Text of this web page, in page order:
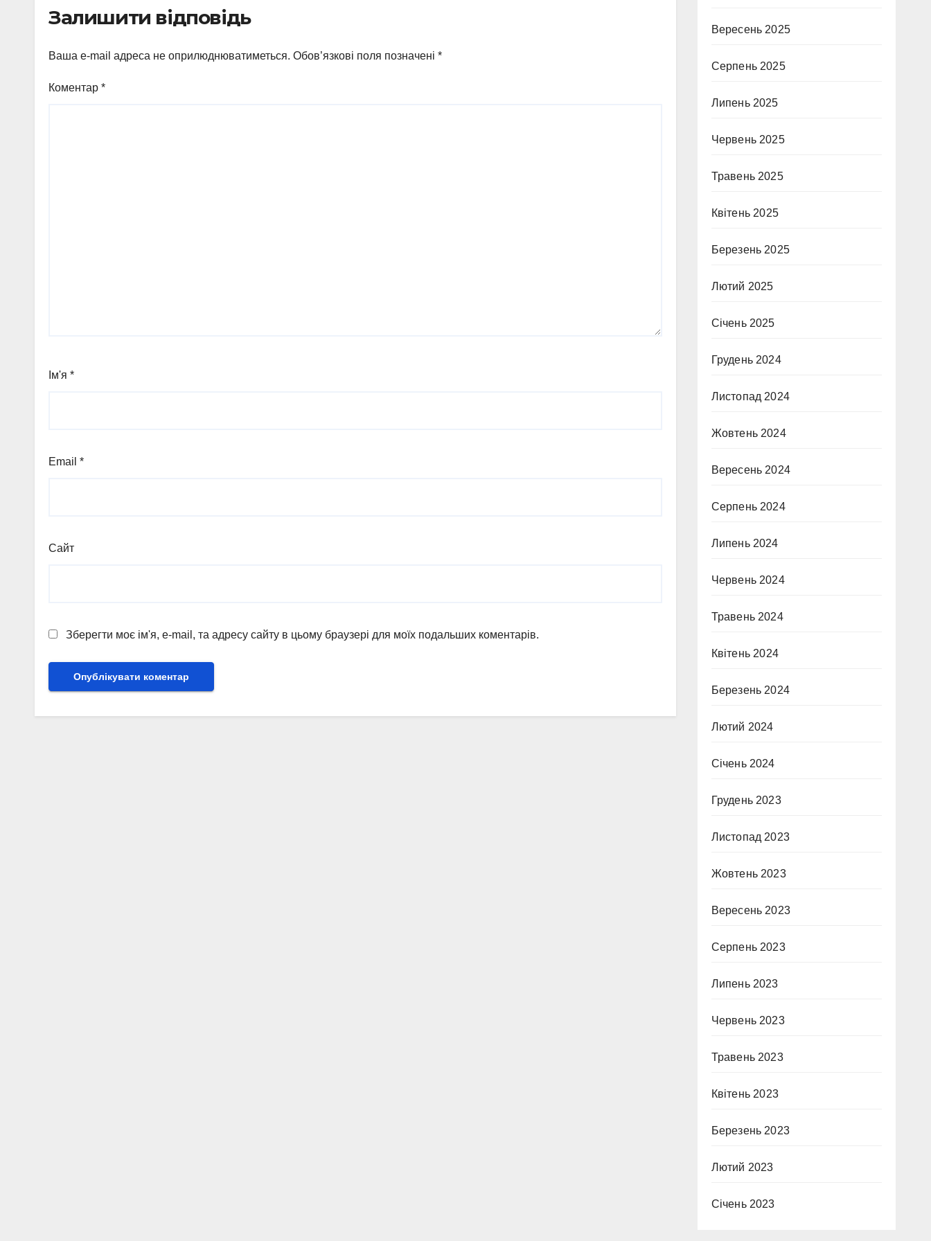
Залишити відповідь
Ваша e-mail адреса не оприлюднюватиметься. Обов’язкові поля позначені *
Коментар *
Ім'я *
Email *
Сайт
Зберегти моє ім'я, e-mail, та адресу сайту в цьому браузері для моїх подальших коментарів.
Вересень 2025
Серпень 2025
Липень 2025
Червень 2025
Травень 2025
Квітень 2025
Березень 2025
Лютий 2025
Січень 2025
Грудень 2024
Листопад 2024
Жовтень 2024
Вересень 2024
Серпень 2024
Липень 2024
Червень 2024
Травень 2024
Квітень 2024
Березень 2024
Лютий 2024
Січень 2024
Грудень 2023
Листопад 2023
Жовтень 2023
Вересень 2023
Серпень 2023
Липень 2023
Червень 2023
Травень 2023
Квітень 2023
Березень 2023
Лютий 2023
Січень 2023